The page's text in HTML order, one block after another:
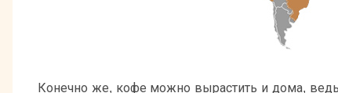
Конечно же, кофе можно вырастить и дома,